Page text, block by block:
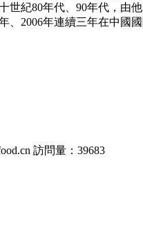
紀80年代、90年代，由
2006年連續三年在中國
訪問量： 39683